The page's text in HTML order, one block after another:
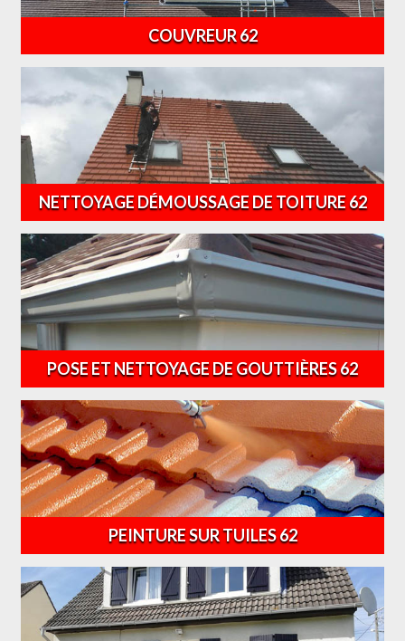
COUVREUR 62
NETTOYAGE DÉMOUSSAGE DE TOITURE 62
POSE ET NETTOYAGE DE GOUTTIÈRES 62
PEINTURE SUR TUILES 62